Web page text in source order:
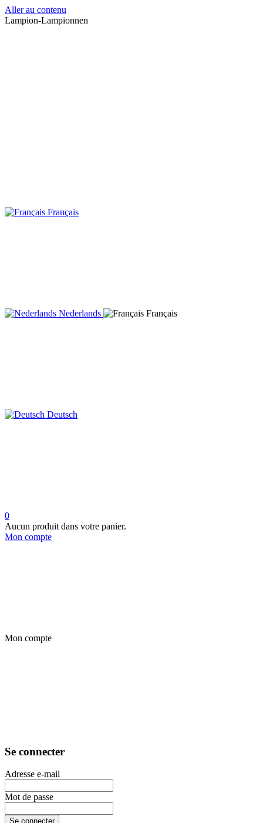
Aller au contenu
Lampion-Lampionnen
Français
Nederlands Français
Deutsch
0
Aucun produit dans votre panier.
Mon compte
Mon compte
Se connecter
Adresse e-mail
Mot de passe
Se connecter